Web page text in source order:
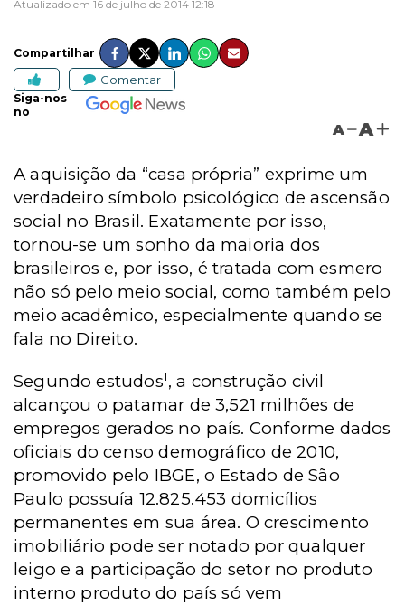
Atualizado em 16 de julho de 2014 12:18
Compartilhar
Comentar
Siga-nos
no
A A
A aquisição da “casa própria” exprime um
verdadeiro símbolo psicológico de ascensão
social no Brasil. Exatamente por isso,
tornou-se um sonho da maioria dos
brasileiros e, por isso, é tratada com esmero
não só pelo meio social, como também pelo
meio acadêmico, especialmente quando se
fala no Direito.
Segundo estudos1, a construção civil
alcançou o patamar de 3,521 milhões de
empregos gerados no país. Conforme dados
oficiais do censo demográfico de 2010,
promovido pelo IBGE, o Estado de São
Paulo possuía 12.825.453 domicílios
permanentes em sua área. O crescimento
imobiliário pode ser notado por qualquer
leigo e a participação do setor no produto
interno produto do país só vem